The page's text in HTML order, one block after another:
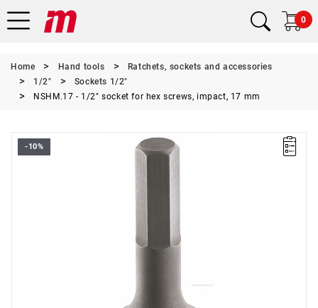
0
Home Hand tools
Ratchets, sockets and accessories
1/2"
Sockets 1/2"
NSHM.17 - 1/2" socket for hex screws, impact, 17 mm
-10%